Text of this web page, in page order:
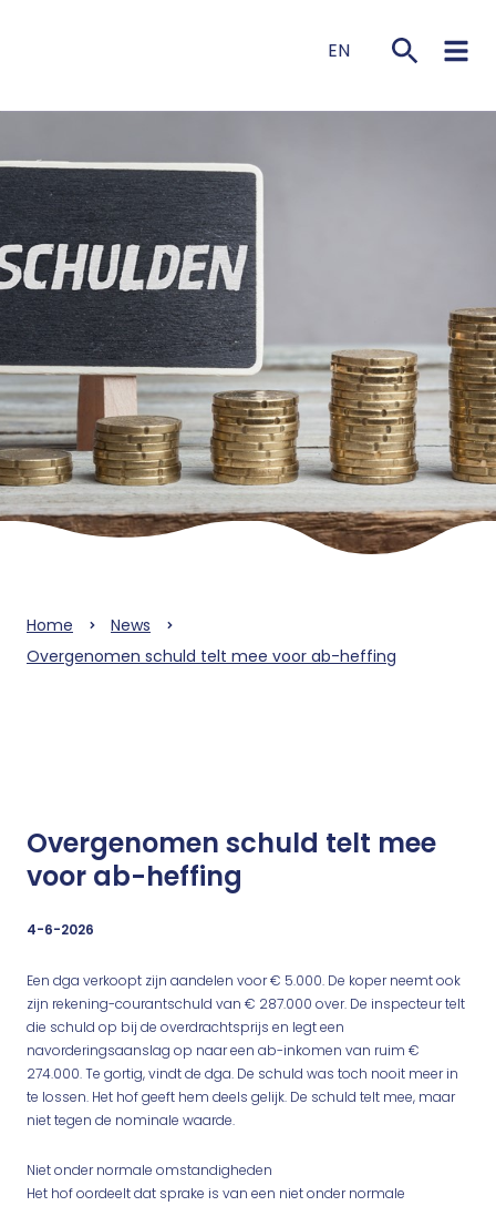
EN
Home
News
Overgenomen schuld telt mee voor ab-heffing
Overgenomen schuld telt mee
voor ab-heffing
4-6-2026
Een dga verkoopt zijn aandelen voor € 5.000. De koper neemt ook
zijn rekening-courantschuld van € 287.000 over. De inspecteur telt
die schuld op bij de overdrachtsprijs en legt een
navorderingsaanslag op naar een ab-inkomen van ruim €
274.000. Te gortig, vindt de dga. De schuld was toch nooit meer in
te lossen. Het hof geeft hem deels gelijk. De schuld telt mee, maar
niet tegen de nominale waarde.
Niet onder normale omstandigheden
Het hof oordeelt dat sprake is van een niet onder normale